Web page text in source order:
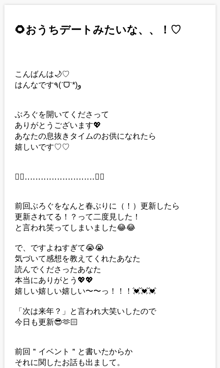
🌻おうちデートみたいな、、！♡
こんばんは🌙♡
はんなです٩(ˊᗜˋ*)و
ぶろぐを開いてくださって
ありがとうございます💖
あなたの息抜きタイムのお供になれたら
嬉しいです♡♡
❁⃘‥‥‥‥‥‥‥‥‥‥‥‥‥❁⃘
前回ぶろぐをなんと春ぶりに（！）更新したら
更新されてる！？って二度見した！
と言われ笑ってしまいました😂😂
で、ですよねすぎて😭😭
気づいて感想を教えてくれたあなた
読んでくださったあなた
本当にありがとう💖💖
嬉しい嬉しい嬉しい〜〜っ！！！💓💓💓
「次は来年？」と言われ大笑いしたので
今日も更新😎🫶🏻
前回＂イベント＂と書いたからか
それに関したお話も出まして。